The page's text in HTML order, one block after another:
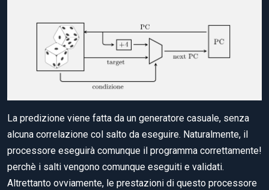
La predizione viene fatta da un generatore casuale, senza
alcuna correlazione col salto da eseguire. Naturalmente, il
processore eseguirà comunque il programma correttamente!
perchè i salti vengono comunque eseguiti e validati.
Altrettanto ovviamente, le prestazioni di questo processore